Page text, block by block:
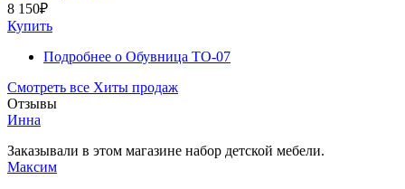
8 150₽
Купить
Подробнее о Обувница ТО-07
Смотреть все Хиты продаж
Отзывы
Инна
Заказывали в этом магазине набор детской мебели.
Максим